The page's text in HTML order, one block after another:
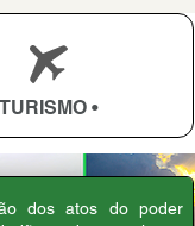
TURISMO •
dos atos do poder